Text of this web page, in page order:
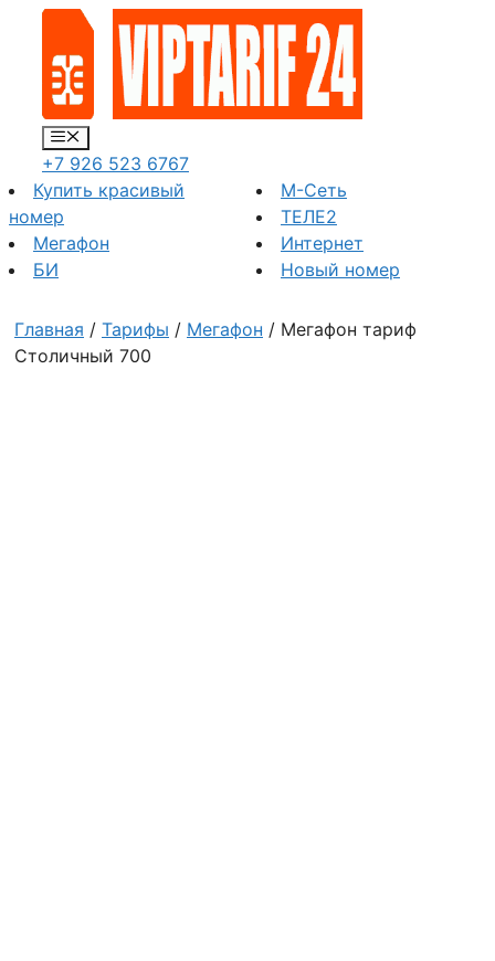
содержимому
Меню
+7 926 523 6767
Купить красивый
номер
Мегафон
БИ
М-Сеть
ТЕЛЕ2
Интернет
Новый номер
Главная / Тарифы / Мегафон / Мегафон тариф
Столичный 700